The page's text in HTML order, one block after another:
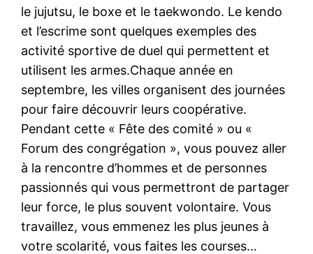
le jujutsu, le boxe et le taekwondo. Le kendo
et l’escrime sont quelques exemples des
activité sportive de duel qui permettent et
utilisent les armes.Chaque année en
septembre, les villes organisent des journées
pour faire découvrir leurs coopérative.
Pendant cette « Fête des comité » ou «
Forum des congrégation », vous pouvez aller
à la rencontre d’hommes et de personnes
passionnés qui vous permettront de partager
leur force, le plus souvent volontaire. Vous
travaillez, vous emmenez les plus jeunes à
votre scolarité, vous faites les courses…